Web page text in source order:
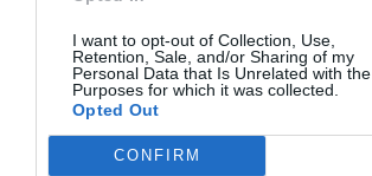
I want to opt-out of Collection, Use,
Retention, Sale, and/or Sharing of my
Personal Data that Is Unrelated with the
Purposes for which it was collected.
Opted Out
CONFIRM